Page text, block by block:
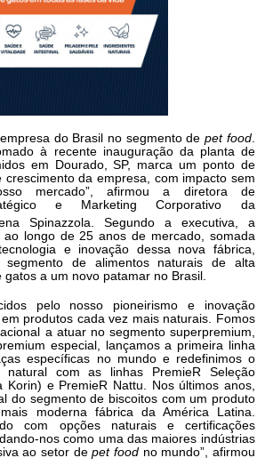
do Brasil no segmento depet food.
à recente inauguração da planta de
em Dourado, SP, marca um ponto de
crescimento da empresa, com impacto sem
mercado”, afirmou a diretora de
e Marketing Corporativo da
Spinazzola. Segundo a executiva, a
ao longo de 25 anos de mercado, somada
e inovação dessa nova fábrica,
segmento de alimentos naturais de alta
a um novo patamar no Brasil.
pelo nosso pioneirismo e inovação
produtos cada vez mais naturais. Fomos
a atuar no segmento superpremium,
especial, lançamos a primeira linha
específicas no mundo e redefinimos o
natural com as linhas PremieR Seleção
Korin) e PremieR Nattu. Nos últimos anos,
do segmento de biscoitos com um produto
moderna fábrica da América Latina.
com opções naturais e certificações
nos como uma das maiores indústrias
ao setor depet foodno mundo”, afirmou